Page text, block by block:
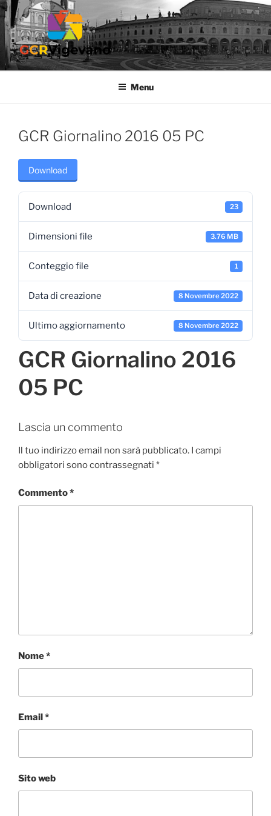
Salta
al
contenuto
GCR VIGEVANO
Gruppo Culturale Ricreativo dell'Ospedale di Vigevano
Menu
GCR Giornalino 2016 05 PC
Download
Download 23
Dimensioni file 3.76 MB
Conteggio file 1
Data di creazione 8 Novembre 2022
Ultimo aggiornamento 8 Novembre 2022
GCR Giornalino 2016
05 PC
Lascia un commento
Il tuo indirizzo email non sarà pubblicato. I campi
obbligatori sono contrassegnati *
Commento*
Nome*
Email *
Sito web